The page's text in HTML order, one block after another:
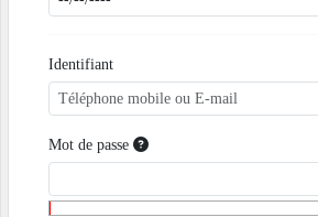
Identifiant
Mot de passe